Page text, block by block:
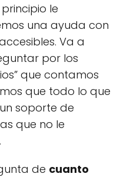
le
una ayuda con
Va a
por los
que contamos
que todo lo que
soporte de
que no le
de cuanto